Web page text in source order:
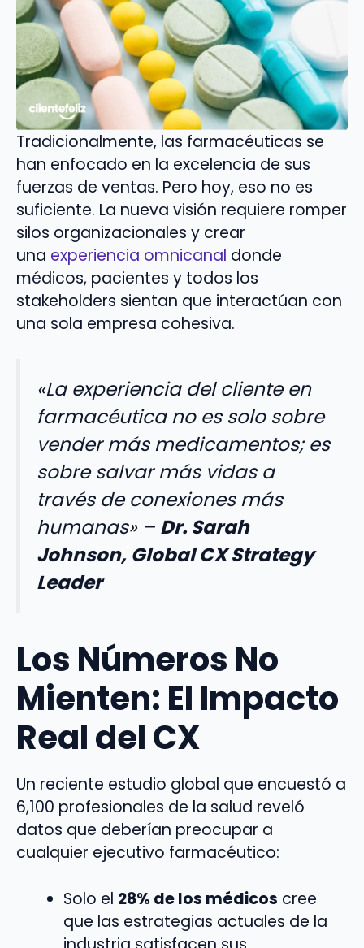
Tradicionalmente, las farmacéuticas se
han enfocado en la excelencia de sus
fuerzas de ventas. Pero hoy, eso no es
suficiente. La nueva visión requiere romper
silos organizacionales y crear
una experiencia omnicanal donde
médicos, pacientes y todos los
stakeholders sientan que interactúan con
una sola empresa cohesiva.
«La experiencia del cliente en
farmacéutica no es solo sobre
vender más medicamentos; es
sobre salvar más vidas a
través de conexiones más
humanas»– Dr. Sarah
Johnson, Global CX Strategy
Leader
Los Números No
Mienten: El Impacto
Real del CX
Un reciente estudio global que encuestó a
6,100 profesionales de la salud reveló
datos que deberían preocupar a
cualquier ejecutivo farmacéutico:
Solo el 28% de los médicos cree
que las estrategias actuales de la